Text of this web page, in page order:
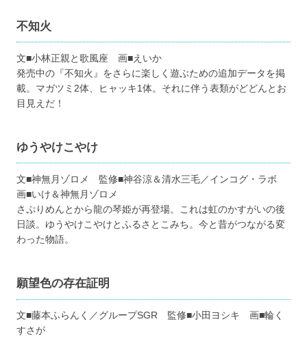
不知火
文■小林正親と歌風座 画■えいか
発売中の『不知火』をさらに楽しく遊ぶための追加データを掲
載。マガツミ2体、ヒャッキ1体。それに伴う表類がどどんとお
目見えだ！
ゆうやけこやけ
文■神無月ゾロメ 監修■神谷涼＆清水三毛／インコグ・ラボ
画■いけ＆神無月ゾロメ
さぷりめんとから龍の琴姫が再登場。これは虹のかすがいの後
日談。ゆうやけこやけとふるさとこみち。今と昔がつながる変
わった物語。
願望色の存在証明
文■藤本ふらんく／グループSGR 監修■小田ヨシキ 画■輪く
すさが